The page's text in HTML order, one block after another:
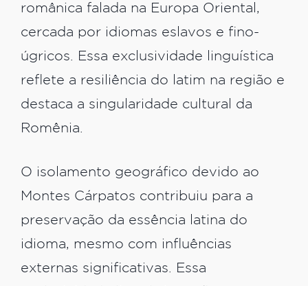
românica falada na Europa Oriental,
cercada por idiomas eslavos e fino-
úgricos. Essa exclusividade linguística
reflete a resiliência do latim na região e
destaca a singularidade cultural da
Romênia.
O isolamento geográfico devido ao
Montes Cárpatos contribuiu para a
preservação da essência latina do
idioma, mesmo com influências
externas significativas. Essa